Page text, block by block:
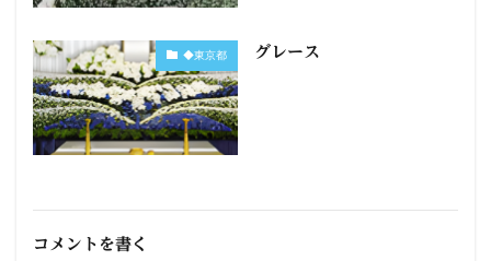
◆東京都 グレース
コメントを書く